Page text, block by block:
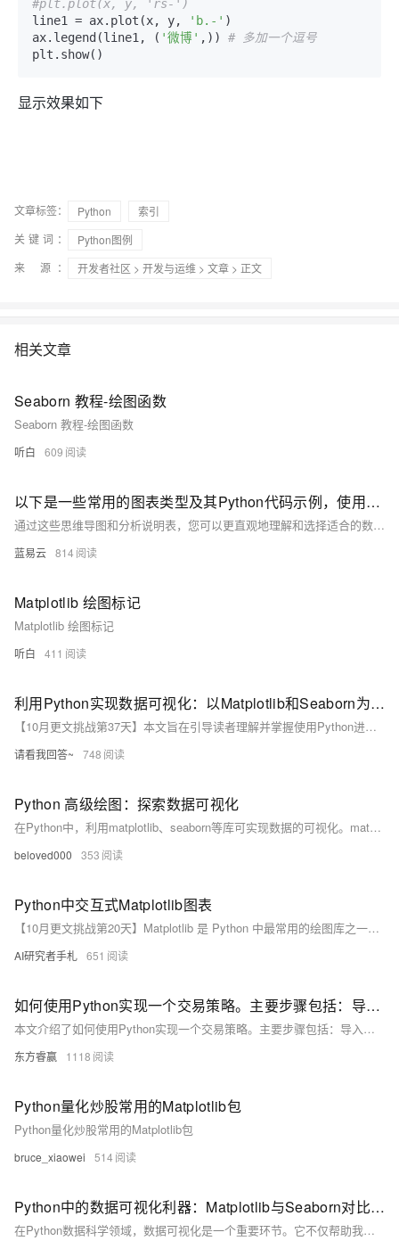
#plt.plot(x, y, 'rs-')
line1 = ax.plot(x, y,
'b.-' )
ax.legend(line1, ( '微博' ,)) # 多加一个逗号
plt.show()
显示效果如下
文章标签： Python
索引
关键词：
Python图例
来 源：
开发者社区 > 开发与运维 > 文章 > 正文
相关文章
Seaborn 教程-绘图函数
Seaborn 教程-绘图函数
听白 609
以下是一些常用的图表类型及其Python代码示例，使用Matplotlib和Seaborn库。
通过这些思维导图和分析说明表，您可以更直观地理解和选择适合的数据可视化图表类型，帮助更有效地展示和分析数据。
蓝易云 814
Matplotlib 绘图标记
Matplotlib 绘图标记
听白 411
利用Python实现数据可视化：以Matplotlib和Seaborn为例
【10月更文挑战第37天】本文旨在引导读者理解并掌握使用Python进行数据可视化的基本方法。通过深入浅出的介绍，我们将探索如何使用两个流行的库——Matplotlib和Seaborn，来创建引人入胜的图表。文章将通过具体示例展示如何从简单的图表开始，逐步过渡到更复杂的可视化技术，帮助初学者构建起强大的数据呈现能力。
请看我回答~ 748
Python 高级绘图：探索数据可视化
在Python中，利用matplotlib、seaborn等库可实现数据的可视化。matplotlib功能丰富，支持基础图表绘制；seaborn则提供了更美观的默认样式。此外，matplotlib还支持3D图形及动态图表的生成，满足多样化的数据展示需求。 示例代码展示了如何使用这些库绘制正弦波、散点图、3D曲面图及动态更新的折线图。通过numpy生成数据，并借助matplotlib与seaborn的强大绘图功能，实现数据的直观呈现。
beloved000 353
Python中交互式Matplotlib图表
【10月更文挑战第20天】Matplotlib 是 Python 中最常用的绘图库之一，但默认生成的图表是静态的。通过结合 mpld3 库，可以轻松创建交互式图表，提升数据可视化效果。本文介绍了如何使用 mpld3 在 Python 中创建交互式散点图、折线图和直方图，并提供了详细的代码示例和安装方法。通过添加插件，可以实现缩放、平移和鼠标悬停显示数据标签等交互功能。希望本文能帮助读者掌握这一强大工具。
AI研究者手札 651
如何使用Python实现一个交易策略。主要步骤包括：导入所需库（如`pandas`、`numpy`、`matplotlib`）
本文介绍了如何使用Python实现一个交易策略。主要步骤包括：导入所需库（如`pandas`、`numpy`、`matplotlib`），加载历史数据，计算均线和其他技术指标，实现交易逻辑，记录和可视化交易结果。示例代码展示了如何根据均线交叉和价格条件进行开仓、止损和止盈操作。实际应用时需注意数据质量、交易成本和风险管理。
东方睿赢 1118
Python量化炒股常用的Matplotlib包
Python量化炒股常用的Matplotlib包
bruce_xiaowei 514
Python中的数据可视化利器：Matplotlib与Seaborn对比解析
在Python数据科学领域，数据可视化是一个重要环节。它不仅帮助我们理解数据，更能够让我们洞察数据背后的故事。本文将深入探讨两种广泛使用的数据可视化库——Matplotlib与Seaborn，通过对比它们的特点、优劣势以及适用场景，为读者提供一个清晰的选择指南。无论是初学者还是有经验的开发者，都能从中找到有价值的信息，提升自己的数据可视化技能。